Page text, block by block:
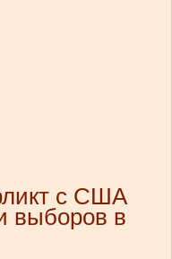
с США
выборов в